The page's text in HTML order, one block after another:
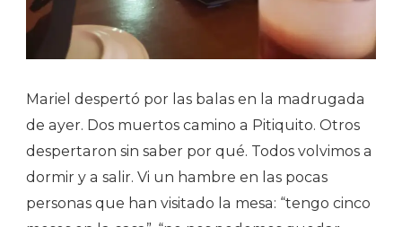
Mariel despertó por las balas en la madrugada
de ayer. Dos muertos camino a Pitiquito. Otros
despertaron sin saber por qué. Todos volvimos a
dormir y a salir. Vi un hambre en las pocas
personas que han visitado la mesa: “tengo cinco